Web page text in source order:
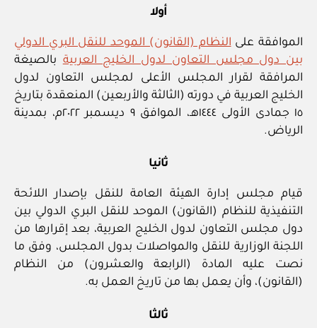
أولا
الموافقة على النظام (القانون) الموحد للنقل البري الدولي
بين دول مجلس التعاون لدول الخليج العربية بالصيغة
المرافقة لقرار المجلس الأعلى لمجلس التعاون لدول
الخليج العربية في دورته (الثالثة والأربعين) المنعقدة بتاريخ
١٥ جمادى الأولى ١٤٤٤هـ، الموافق ٩ ديسمبر ٢٠٢٢م، بمدينة
الرياض.
ثانيا
قيام مجلس إدارة الهيئة العامة للنقل بإصدار اللائحة
التنفيذية للنظام (القانون) الموحد للنقل البري الدولي بين
دول مجلس التعاون لدول الخليج العربية، بعد إقرارها من
اللجنة الوزارية للنقل والمواصلات بدول المجلس، وفق ما
نصت عليه المادة (الرابعة والعشرون) من النظام
(القانون)، وأن يعمل بها من تاريخ العمل به.
ثالثا